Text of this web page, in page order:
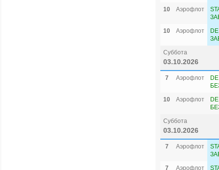
10
Аэрофлот
10
Аэрофлот
Суббота
03.10.2026
7 Аэрофлот
10
Аэрофлот
Суббота
03.10.2026
7 Аэрофлот
7
Аэрофлот